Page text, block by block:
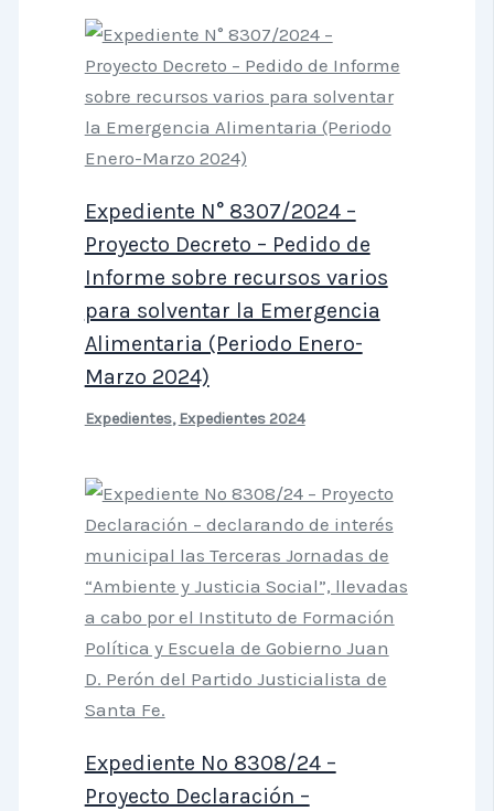
Expediente N° 8307/2024 –
Proyecto Decreto – Pedido de
Informe sobre recursos varios
para solventar la Emergencia
Alimentaria (Periodo Enero-
Marzo 2024)
Expedientes, Expedientes 2024
Expediente Nº 8308/24 –
Proyecto Declaración –